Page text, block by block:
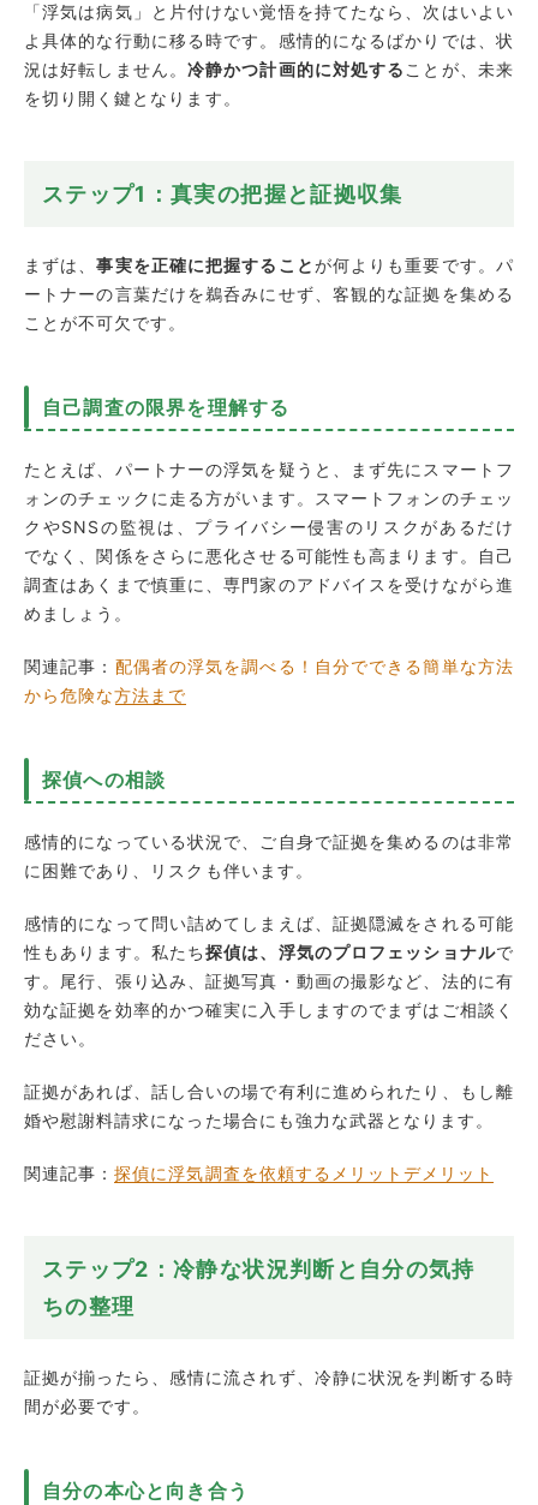
「浮気は病気」と片付けない覚悟を持てたなら、次はいよい
よ具体的な行動に移る時です。感情的になるばかりでは、状
況は好転しません。冷静かつ計画的に対処する ことが、未来
を切り開く鍵となります。
ステップ1：真実の把握と証拠収集
まずは、事実を正確に把握することが何よりも重要です。パ
ートナーの言葉だけを鵜呑みにせず、客観的な証拠を集める
ことが不可欠です。
自己調査の限界を理解する
たとえば、パートナーの浮気を疑うと、まず先にスマートフ
ォンのチェックに走る方がいます。スマートフォンのチェッ
クやSNSの監視は、プライバシー侵害のリスクがあるだけ
でなく、関係をさらに悪化させる可能性も高まります。自己
調査はあくまで慎重に、専門家のアドバイスを受けながら進
めましょう。
関連記事： 配偶者の浮気を調べる！自分でできる簡単な方法
から危険な方法まで
探偵への相談
感情的になっている状況で、ご自身で証拠を集めるのは非常
に困難であり、リスクも伴います。
感情的になって問い詰めてしまえば、証拠隠滅をされる可能
性もあります。私たち探偵は、浮気のプロフェッショナルで
す。尾行、張り込み、証拠写真・動画の撮影など、法的に有
効な証拠を効率的かつ確実に入手しますのでまずはご相談く
ださい。
証拠があれば、話し合いの場で有利に進められたり、もし離
婚や慰謝料請求になった場合にも強力な武器となります。
関連記事：探偵に浮気調査を依頼するメリットデメリット
ステップ2：冷静な状況判断と自分の気持
ちの整理
証拠が揃ったら、感情に流されず、冷静に状況を判断する時
間が必要です。
自分の本心と向き合う